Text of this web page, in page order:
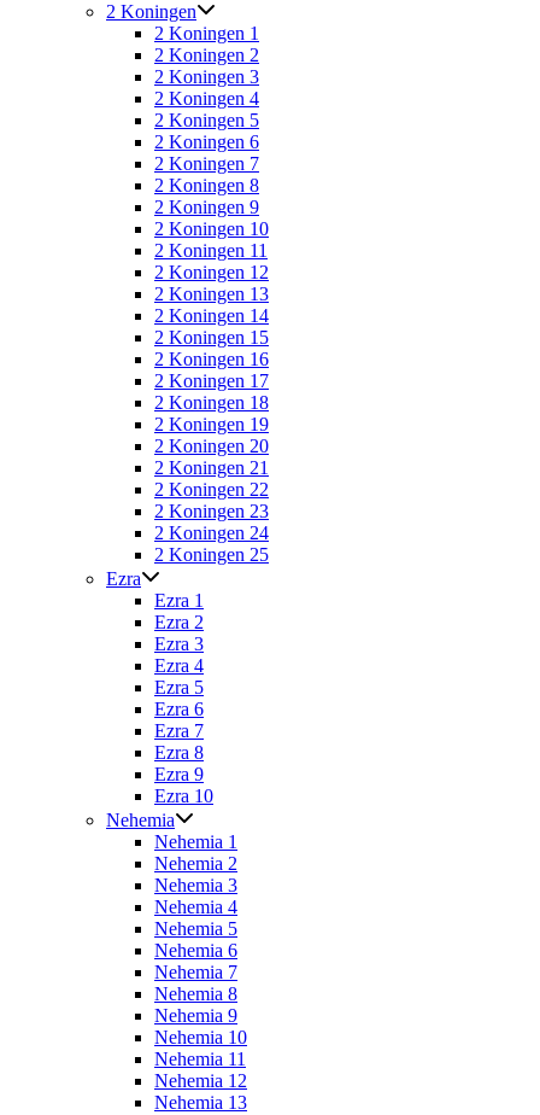
2 Koningen
2 Koningen 1
2 Koningen 2
2 Koningen 3
2 Koningen 4
2 Koningen 5
2 Koningen 6
2 Koningen 7
2 Koningen 8
2 Koningen 9
2 Koningen 10
2 Koningen 11
2 Koningen 12
2 Koningen 13
2 Koningen 14
2 Koningen 15
2 Koningen 16
2 Koningen 17
2 Koningen 18
2 Koningen 19
2 Koningen 20
2 Koningen 21
2 Koningen 22
2 Koningen 23
2 Koningen 24
2 Koningen 25
Ezra
Ezra 1
Ezra 2
Ezra 3
Ezra 4
Ezra 5
Ezra 6
Ezra 7
Ezra 8
Ezra 9
Ezra 10
Nehemia
Nehemia 1
Nehemia 2
Nehemia 3
Nehemia 4
Nehemia 5
Nehemia 6
Nehemia 7
Nehemia 8
Nehemia 9
Nehemia 10
Nehemia 11
Nehemia 12
Nehemia 13